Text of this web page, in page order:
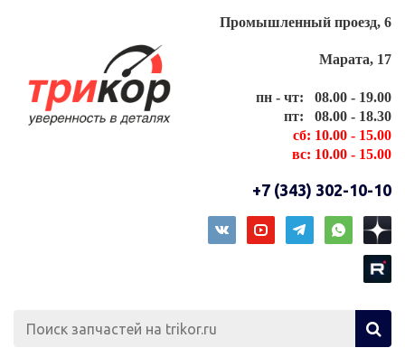
Промышленный проезд, 6
Марата, 17
пн - чт: 08.00 - 19.00
пт: 08.00 - 18.30
сб: 10.00 - 15.00
вс: 10.00 - 15.00
+7 (343) 302-10-10